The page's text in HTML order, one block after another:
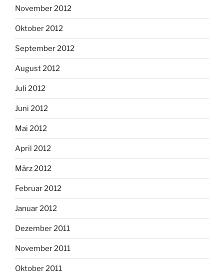
November 2012
Oktober 2012
September 2012
August 2012
Juli 2012
Juni 2012
Mai 2012
April 2012
März 2012
Februar 2012
Januar 2012
Dezember 2011
November 2011
Oktober 2011